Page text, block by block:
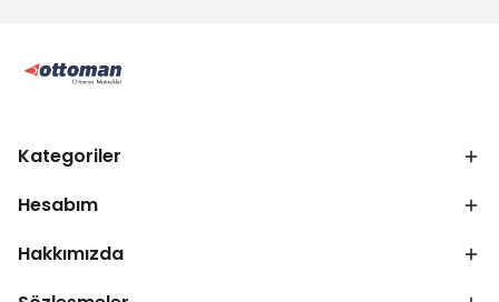
Kategoriler
Hesabım
Hakkımızda